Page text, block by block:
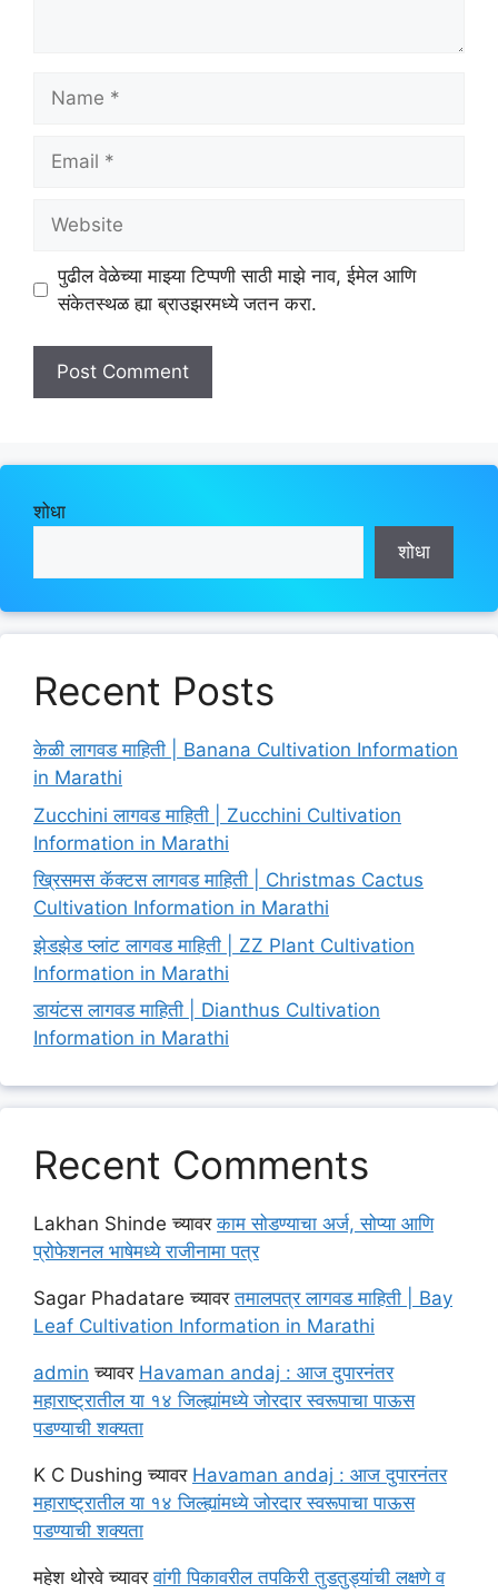
पुढील वेळेच्या माझ्या टिप्पणी साठी माझे नाव, ईमेल आणि
संकेतस्थळ ह्या ब्राउझरमध्ये जतन करा.
शोधा
शोधा
Recent Posts
केळी लागवड माहिती | Banana Cultivation Information
in Marathi
Zucchini लागवड माहिती | Zucchini Cultivation
Information in Marathi
ख्रिसमस कॅक्टस लागवड माहिती | Christmas Cactus
Cultivation Information in Marathi
झेडझेड प्लांट लागवड माहिती | ZZ Plant Cultivation
Information in Marathi
डायंटस लागवड माहिती | Dianthus Cultivation
Information in Marathi
Recent Comments
Lakhan Shinde च्यावरकाम सोडण्याचा अर्ज, सोप्या आणि
प्रोफेशनल भाषेमध्ये राजीनामा पत्र
Sagar Phadatare च्यावरतमालपत्र लागवड माहिती | Bay
Leaf Cultivation Information in Marathi
admin च्यावर Havaman andaj : आज दुपारनंतर
महाराष्ट्रातील या १४ जिल्ह्यांमध्ये जोरदार स्वरूपाचा पाऊस
पडण्याची शक्यता
K C Dushing च्यावर Havaman andaj : आज दुपारनंतर
महाराष्ट्रातील या १४ जिल्ह्यांमध्ये जोरदार स्वरूपाचा पाऊस
पडण्याची शक्यता
महेश थोरवेच्यावरवांगी पिकावरील तपकिरी तुडतुड्यांची लक्षणे व